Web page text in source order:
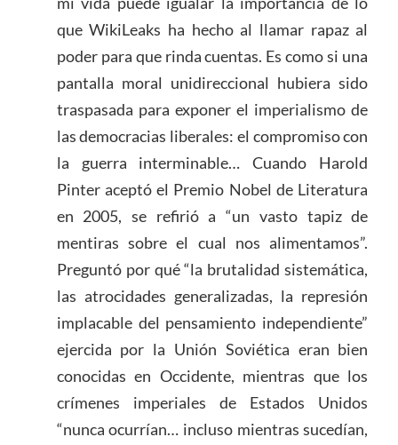
que WikiLeaks ha hecho al llamar rapaz al
poder para que rinda cuentas. Es como si una
pantalla moral unidireccional hubiera sido
traspasada para exponer el imperialismo de
las democracias liberales: el compromiso con
la guerra interminable… Cuando Harold
Pinter aceptó el Premio Nobel de Literatura
en 2005, se refirió a “un vasto tapiz de
mentiras sobre el cual nos alimentamos”.
Preguntó por qué “la brutalidad sistemática,
las atrocidades generalizadas, la represión
implacable del pensamiento independiente”
ejercida por la Unión Soviética eran bien
conocidas en Occidente, mientras que los
crímenes imperiales de Estados Unidos
“nunca ocurrían… incluso mientras sucedían,